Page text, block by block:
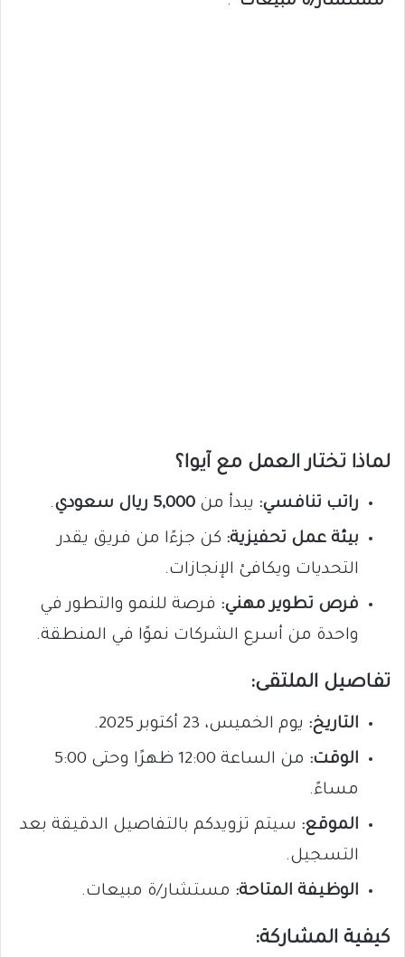
لماذا تختار العمل مع آيوا؟
راتب تنافسي: يبدأ من 5,000 ريال سعودي
.
بيئة عمل تحفيزية: كن جزءًا من فريق يقدر
التحديات ويكافئ الإنجازات.
فرص تطوير مهني: فرصة للنمو والتطور في
واحدة من أسرع الشركات نموًا في المنطقة.
تفاصيل الملتقى:
التاريخ: يوم الخميس، 23 أكتوبر 2025.
الوقت:
من الساعة 12:00 ظهرًا وحتى 5:00
مساءً.
الموقع: سيتم تزويدكم بالتفاصيل الدقيقة بعد
التسجيل.
الوظيفة المتاحة: مستشار/ة مبيعات.
كيفية المشاركة: